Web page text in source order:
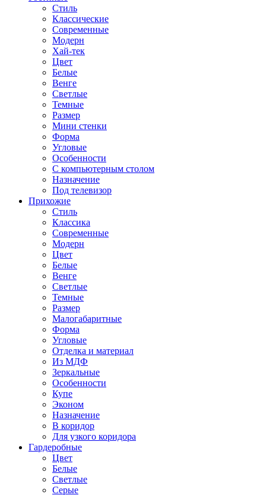
Стиль
Классические
Современные
Модерн
Хай-тек
Цвет
Белые
Венге
Светлые
Темные
Размер
Мини стенки
Форма
Угловые
Особенности
С компьютерным столом
Назначение
Под телевизор
Прихожие
Стиль
Классика
Современные
Модерн
Цвет
Белые
Венге
Светлые
Темные
Размер
Малогабаритные
Форма
Угловые
Отделка и материал
Из МДФ
Зеркальные
Особенности
Купе
Эконом
Назначение
В коридор
Для узкого коридора
Гардеробные
Цвет
Белые
Светлые
Серые